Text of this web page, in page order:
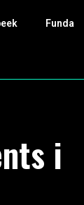
Funda
i